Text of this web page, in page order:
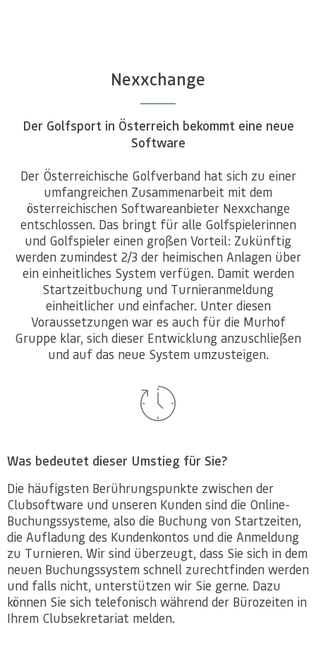
Nexxchange
Der Golfsport in Österreich bekommt eine neue
Software
Der Österreichische Golfverband hat sich zu einer
umfangreichen Zusammenarbeit mit dem
österreichischen Softwareanbieter Nexxchange
entschlossen. Das bringt für alle Golfspielerinnen
und Golfspieler einen großen Vorteil: Zukünftig
werden zumindest 2/3 der heimischen Anlagen über
ein einheitliches System verfügen. Damit werden
Startzeitbuchung und Turnieranmeldung
einheitlicher und einfacher. Unter diesen
Voraussetzungen war es auch für die Murhof
Gruppe klar, sich dieser Entwicklung anzuschließen
und auf das neue System umzusteigen.
Was bedeutet dieser Umstieg für Sie?
Die häufigsten Berührungspunkte zwischen der
Clubsoftware und unseren Kunden sind die Online-
Buchungssysteme, also die Buchung von Startzeiten,
die Aufladung des Kundenkontos und die Anmeldung
zu Turnieren. Wir sind überzeugt, dass Sie sich in dem
neuen Buchungssystem schnell zurechtfinden werden
und falls nicht, unterstützen wir Sie gerne. Dazu
können Sie sich telefonisch während der Bürozeiten in
Ihrem Clubsekretariat melden.